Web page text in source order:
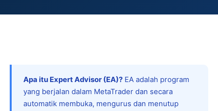
Apa itu Expert Advisor (EA)? EA adalah program
yang berjalan dalam MetaTrader dan secara
automatik membuka, mengurus dan menutup